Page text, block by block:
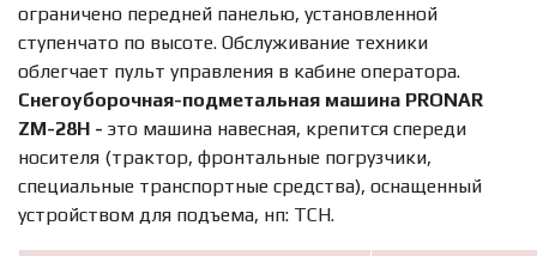
ограничено передней панелью, установленной
ступенчато по высоте. Обслуживание техники
облегчает пульт управления в кабине оператора.
Снегоуборочная-подметальная машина PRONAR
ZM-28H - это машина навесная, крепится спереди
носителя (трактор, фронтальные погрузчики,
специальные транспортные средства), оснащенный
устройством для подъема, нп: ТСН.